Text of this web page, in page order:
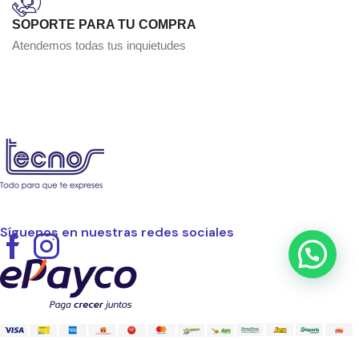
SOPORTE PARA TU COMPRA
Atendemos todas tus inquietudes
Síguenos en nuestras redes sociales
Facebook
Instagram